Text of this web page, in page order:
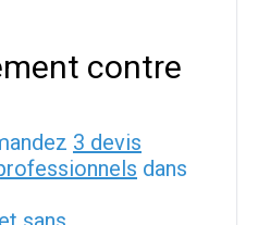
contre
3 devis
dans